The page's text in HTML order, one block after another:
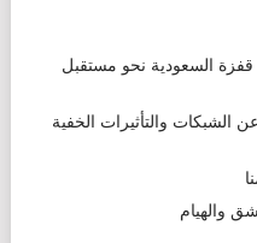
الحاسوب العملاق شاهين 3: قفزة السعودية نحو مستقبل
الشبكات والتأثيرات الخفية
والهيام